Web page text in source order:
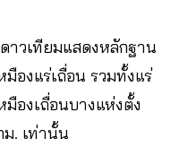
าวเทียมแสดงหลักฐาน
องแร่เถื่อน รวมทั้งแร่
องเถื่อนบางแห่งตั้ง
. เท่านั้น